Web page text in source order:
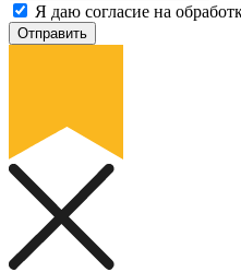
Я даю согласие на
Отправить